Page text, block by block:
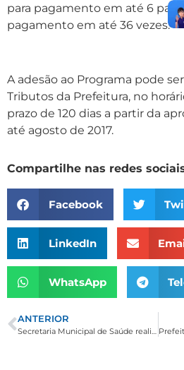
para pagamento em até 6
pagamento em até 36 vezes.
A adesão ao Programa pode
Tributos da Prefeitura, no
prazo de 120 dias a partir da
até agosto de 2017.
Compartilhe nas redes
Facebook
LinkedIn
WhatsApp
ANTERIOR
Secretaria Municipal de Saúde realiza exame preventivo de câncer de colo de útero todos os dias